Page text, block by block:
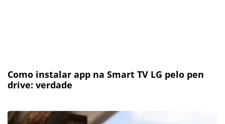
Como instalar app na Smart TV LG pelo pen
drive: verdade